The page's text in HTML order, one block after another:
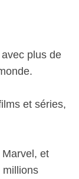
plus de
et séries,
et
millions